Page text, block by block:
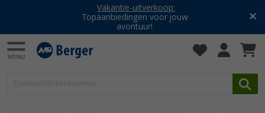
Vakantie-uitverkoop:
Topaanbiedingen voor jouw
avontuur!